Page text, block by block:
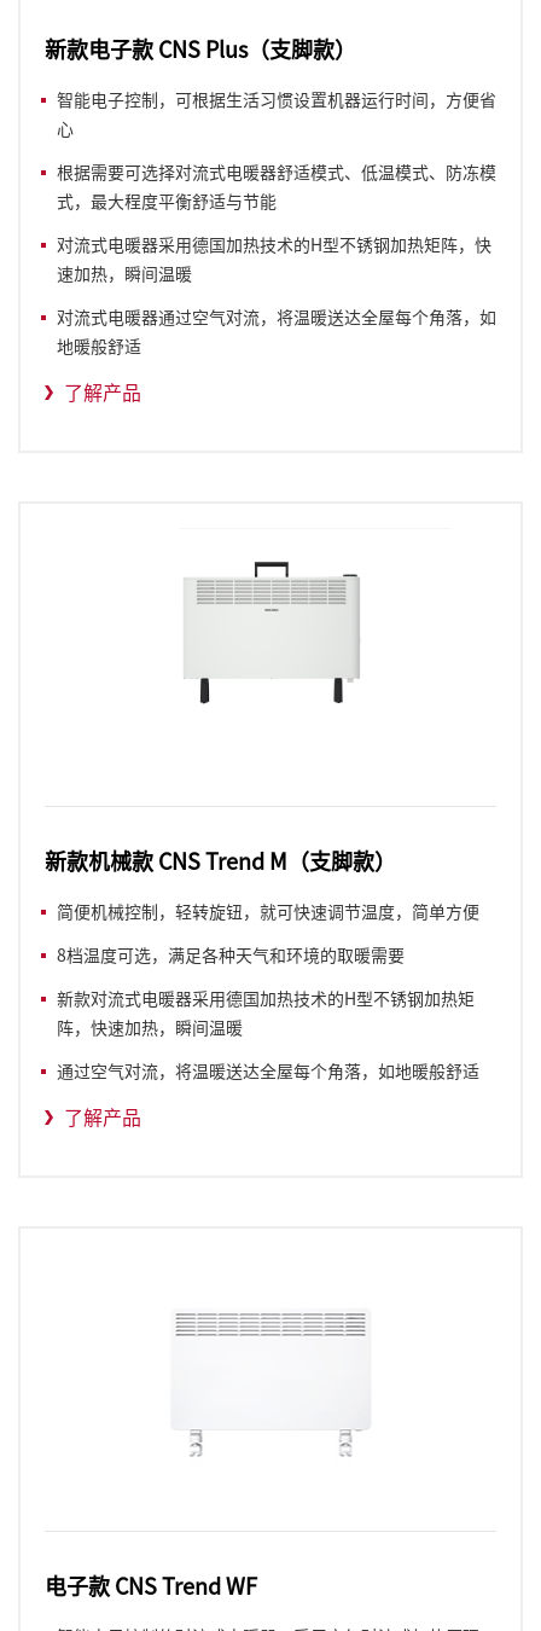
新款电子款 CNS Plus（支脚款）
智能电子控制，可根据生活习惯设置机器运行时间，方便省
心
根据需要可选择对流式电暖器舒适模式、低温模式、防冻模
式，最大程度平衡舒适与节能
对流式电暖器采用德国加热技术的H型不锈钢加热矩阵，快
速加热，瞬间温暖
对流式电暖器通过空气对流，将温暖送达全屋每个角落，如
地暖般舒适
了解产品
新款机械款 CNS Trend M（支脚款）
简便机械控制，轻转旋钮，就可快速调节温度，简单方便
8档温度可选，满足各种天气和环境的取暖需要
新款对流式电暖器采用德国加热技术的H型不锈钢加热矩
阵，快速加热，瞬间温暖
通过空气对流，将温暖送达全屋每个角落，如地暖般舒适
了解产品
电子款 CNS Trend WF